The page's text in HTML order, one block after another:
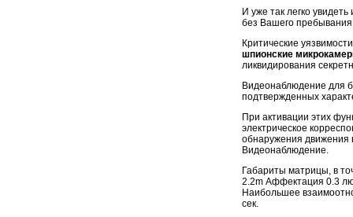
И уже так легко
без Вашего
Критические
шпионские
ликвидирования
Видеонаблюдение для
подтвержденных
При активации этих
электрическое
обнаружения движения
Видеонаблюдение.
Габариты матрицы, в
2.2m Аффектация 0.3
Наибольшее
сек.